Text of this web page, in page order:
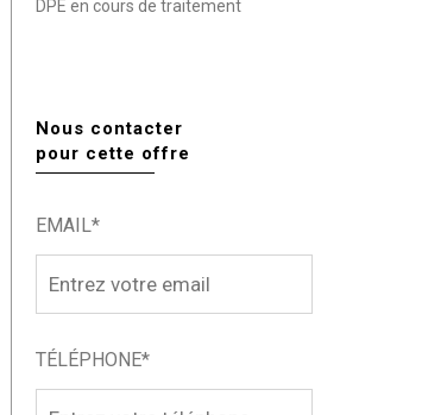
DPE en cours de traitement
Nous contacter
pour cette offre
EMAIL*
TÉLÉPHONE*